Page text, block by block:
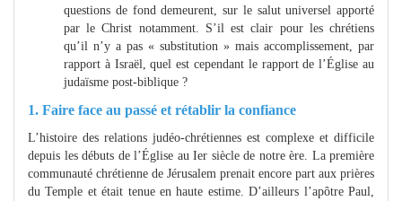
questions de fond demeurent, sur le salut universel apporté
par le Christ notamment. S’il est clair pour les chrétiens
qu’il n’y a pas « substitution » mais accomplissement, par
rapport à Israël, quel est cependant le rapport de l’Église au
judaïsme post-biblique ?
1. Faire face au passé et rétablir la confiance
L’histoire des relations judéo-chrétiennes est complexe et difficile
depuis les débuts de l’Église au Ier siècle de notre ère. La première
communauté chrétienne de Jérusalem prenait encore part aux prières
du Temple et était tenue en haute estime. D’ailleurs l’apôtre Paul,